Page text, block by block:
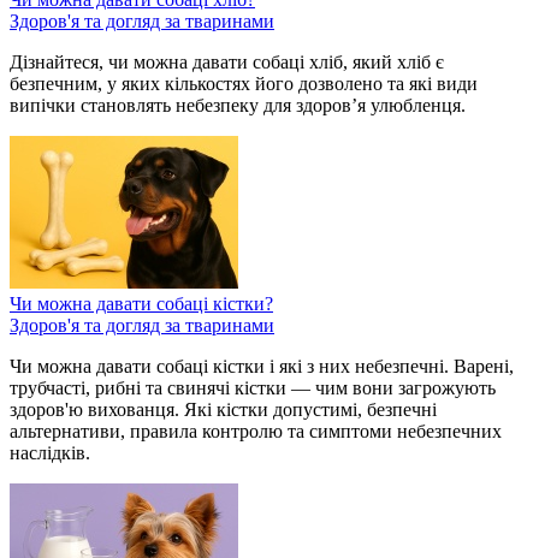
Здоров'я та догляд за тваринами
Дізнайтеся, чи можна давати собаці хліб, який хліб є
безпечним, у яких кількостях його дозволено та які види
випічки становлять небезпеку для здоровʼя улюбленця.
Чи можна давати собаці кістки?
Здоров'я та догляд за тваринами
Чи можна давати собаці кістки і які з них небезпечні. Варені,
трубчасті, рибні та свинячі кістки — чим вони загрожують
здоров'ю вихованця. Які кістки допустимі, безпечні
альтернативи, правила контролю та симптоми небезпечних
наслідків.